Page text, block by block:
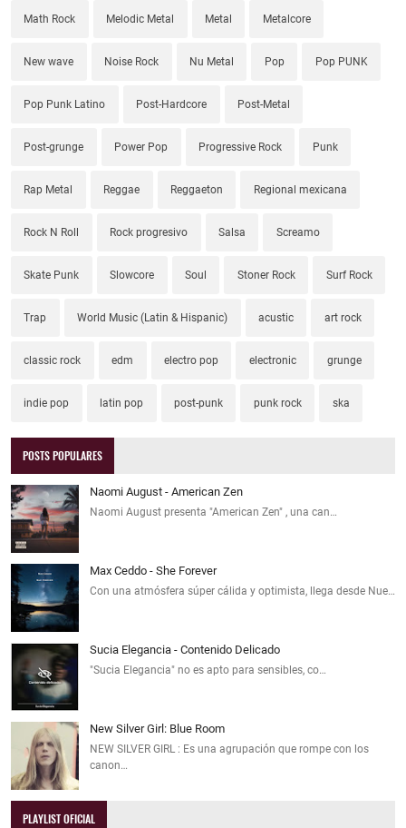
Math Rock Melodic Metal Metal Metalcore
New wave Noise Rock Nu Metal Pop Pop PUNK
Pop Punk Latino Post-Hardcore Post-Metal
Post-grunge Power Pop Progressive Rock Punk
Rap Metal Reggae Reggaeton Regional mexicana
Rock N Roll Rock progresivo Salsa Screamo
Skate Punk Slowcore Soul Stoner Rock Surf Rock
Trap World Music (Latin & Hispanic) acustic art rock
classic rock edm electro pop electronic grunge
indie pop latin pop post-punk punk rock ska
POSTS POPULARES
Naomi August - American Zen
Naomi August presenta "American Zen" , una can…
Max Ceddo - She Forever
Con una atmósfera súper cálida y optimista, llega desde Nue…
Sucia Elegancia - Contenido Delicado
"Sucia Elegancia" no es apto para sensibles, co…
New Silver Girl: Blue Room
NEW SILVER GIRL : Es una agrupación que rompe con los
canon…
PLAYLIST OFICIAL